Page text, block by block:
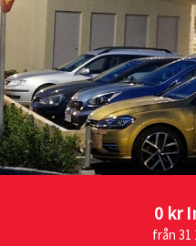
0 kr
från 31